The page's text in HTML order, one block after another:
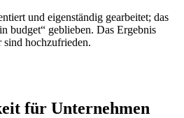
und eigenständig gearbeitet; das
budget“ geblieben. Das Ergebnis
sind hochzufrieden.
für Unternehmen